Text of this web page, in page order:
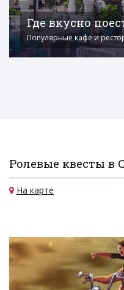
Где вкусно
Популярные кафе и
Ролевые квесты в
На карте